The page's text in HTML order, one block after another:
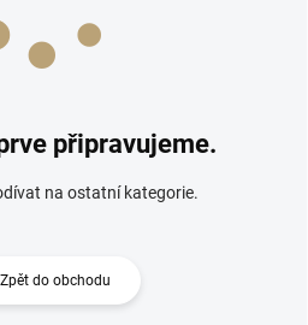
připravujeme.
na ostatní kategorie.
Zpět do obchodu